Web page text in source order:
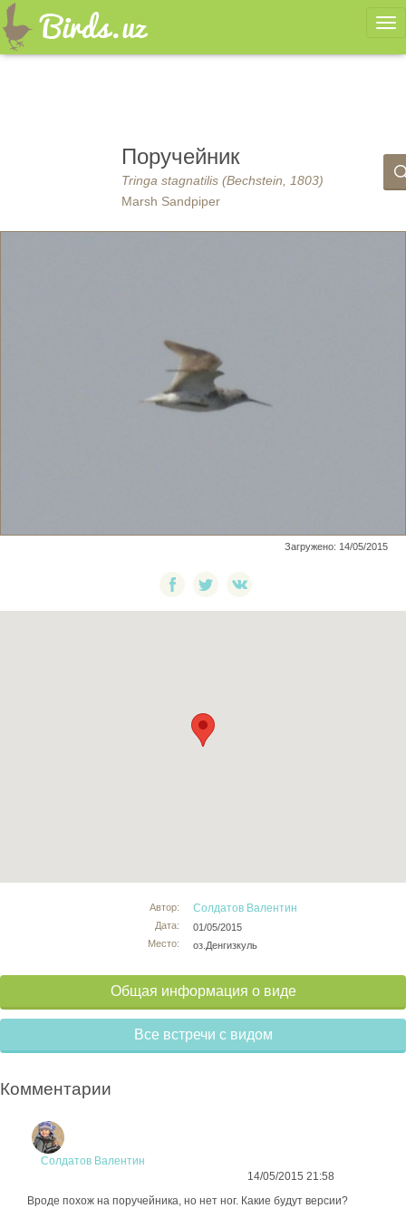
Поручейник
Tringa stagnatilis (Bechstein, 1803)
Marsh Sandpiper
Загружено: 14/05/2015
Автор:
Дата:
Место:
Солдатов Валентин
01/05/2015
оз.Денгизкуль
Общая информация о виде
Все встречи с видом
Комментарии
Солдатов Валентин
14/05/2015 21:58
Вроде похож на поручейника, но нет ног. Какие будут версии?